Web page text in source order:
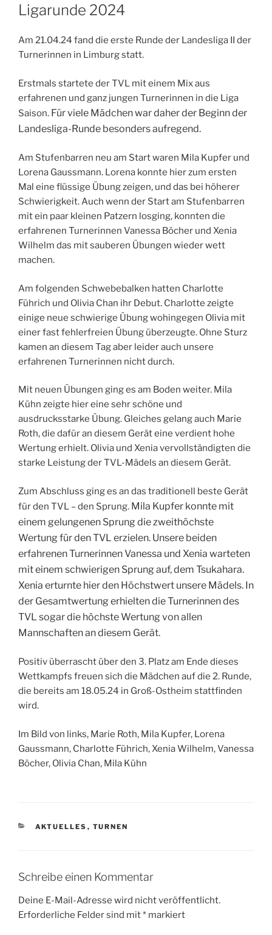
Ligarunde 2024
Am 21.04.24 fand die erste Runde der Landesliga II der
Turnerinnen in Limburg statt.
Erstmals startete der TVL mit einem Mix aus
erfahrenen und ganz jungen Turnerinnen in die Liga
Saison. Für viele Mädchen war daher der Beginn der
Landesliga-Runde besonders aufregend.
Am Stufenbarren neu am Start waren Mila Kupfer und
Lorena Gaussmann. Lorena konnte hier zum ersten
Mal eine flüssige Übung zeigen, und das bei höherer
Schwierigkeit. Auch wenn der Start am Stufenbarren
mit ein paar kleinen Patzern losging, konnten die
erfahrenen Turnerinnen Vanessa Böcher und Xenia
Wilhelm das mit sauberen Übungen wieder wett
machen.
Am folgenden Schwebebalken hatten Charlotte
Führich und Olivia Chan ihr Debut. Charlotte zeigte
einige neue schwierige Übung wohingegen Olivia mit
einer fast fehlerfreien Übung überzeugte. Ohne Sturz
kamen an diesem Tag aber leider auch unsere
erfahrenen Turnerinnen nicht durch.
Mit neuen Übungen ging es am Boden weiter. Mila
Kühn zeigte hier eine sehr schöne und
ausdrucksstarke Übung. Gleiches gelang auch Marie
Roth, die dafür an diesem Gerät eine verdient hohe
Wertung erhielt. Olivia und Xenia vervollständigten die
starke Leistung der TVL-Mädels an diesem Gerät.
Zum Abschluss ging es an das traditionell beste Gerät
für den TVL – den Sprung. Mila Kupfer konnte mit
einem gelungenen Sprung die zweithöchste
Wertung für den TVL erzielen. Unsere beiden
erfahrenen Turnerinnen Vanessa und Xenia warteten
mit einem schwierigen Sprung auf, dem Tsukahara.
Xenia erturnte hier den Höchstwert unsere Mädels. In
der Gesamtwertung erhielten die Turnerinnen des
TVL sogar die höchste Wertung von allen
Mannschaften an diesem Gerät.
Positiv überrascht über den 3. Platz am Ende dieses
Wettkampfs freuen sich die Mädchen auf die 2. Runde,
die bereits am 18.05.24 in Groß-Ostheim stattfinden
wird.
Im Bild von links, Marie Roth, Mila Kupfer, Lorena
Gaussmann, Charlotte Führich, Xenia Wilhelm, Vanessa
Böcher, Olivia Chan, Mila Kühn
KATEGORIEN
AKTUELLES , TURNEN
Schreibe einen Kommentar
Deine E-Mail-Adresse wird nicht veröffentlicht.
Erforderliche Felder sind mit* markiert